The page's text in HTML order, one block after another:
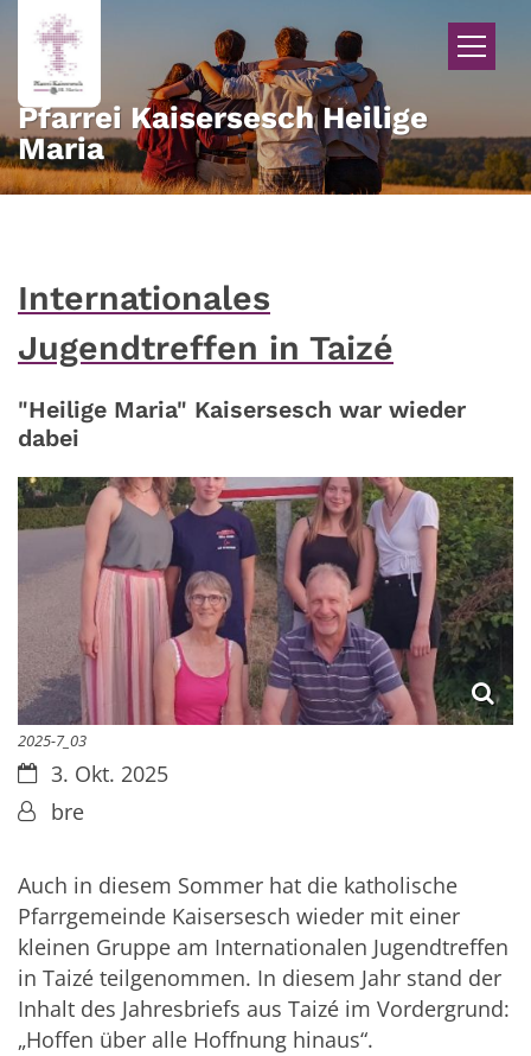
Zum Inhalt springen
Pfarrei Kaisersesch Heilige
Maria
Internationales
Jugendtreffen in Taizé
"Heilige Maria" Kaisersesch war wieder
dabei
2025-7_03
Datum:
3. Okt. 2025
Von:bre
Auch in diesem Sommer hat die katholische
Pfarrgemeinde Kaisersesch wieder mit einer
kleinen Gruppe am Internationalen Jugendtreffen
in Taizé teilgenommen. In diesem Jahr stand der
Inhalt des Jahresbriefs aus Taizé im Vordergrund:
„Hoffen über alle Hoffnung hinaus“.